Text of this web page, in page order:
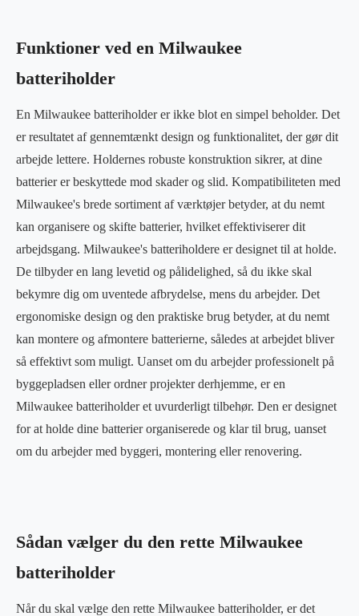
Funktioner ved en Milwaukee
batteriholder
En Milwaukee batteriholder er ikke blot en simpel beholder. Det
er resultatet af gennemtænkt design og funktionalitet, der gør dit
arbejde lettere. Holdernes robuste konstruktion sikrer, at dine
batterier er beskyttede mod skader og slid. Kompatibiliteten med
Milwaukee's brede sortiment af værktøjer betyder, at du nemt
kan organisere og skifte batterier, hvilket effektiviserer dit
arbejdsgang. Milwaukee's batteriholdere er designet til at holde.
De tilbyder en lang levetid og pålidelighed, så du ikke skal
bekymre dig om uventede afbrydelse, mens du arbejder. Det
ergonomiske design og den praktiske brug betyder, at du nemt
kan montere og afmontere batterierne, således at arbejdet bliver
så effektivt som muligt. Uanset om du arbejder professionelt på
byggepladsen eller ordner projekter derhjemme, er en
Milwaukee batteriholder et uvurderligt tilbehør. Den er designet
for at holde dine batterier organiserede og klar til brug, uanset
om du arbejder med byggeri, montering eller renovering.
Sådan vælger du den rette Milwaukee
batteriholder
Når du skal vælge den rette Milwaukee batteriholder, er det